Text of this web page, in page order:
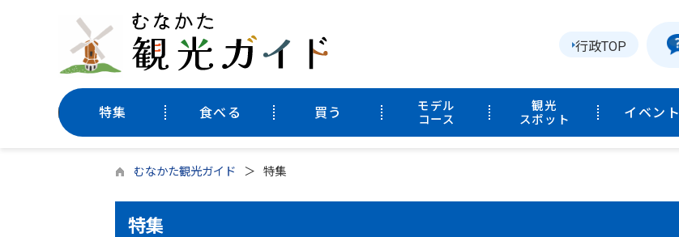
行政TOP
特集 食べる 買う
モデル
コース
観光
スポット
イベント
むなかた観光ガイド 特集
特集